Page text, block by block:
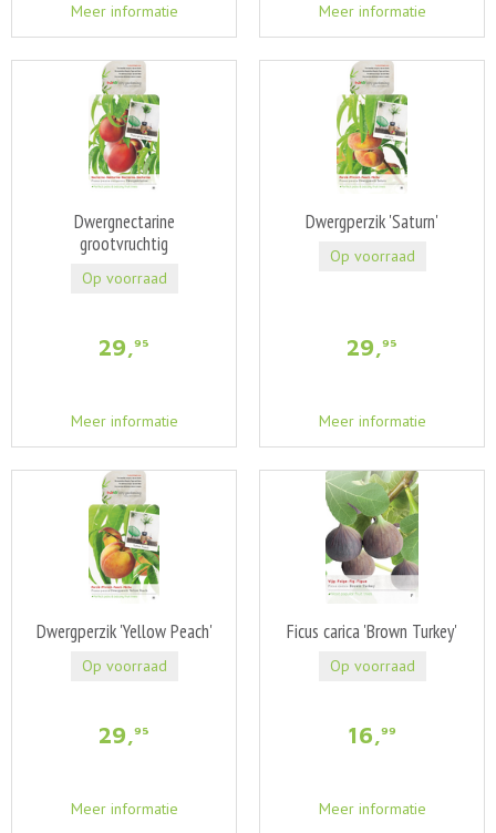
Meer informatie Meer informatie
Dwergnectarine
grootvruchtig
29,95
Meer informatie
Op voorraad
Dwergperzik 'Saturn'
29,95
Meer informatie
Op voorraad
Dwergperzik 'Yellow Peach'
29,95
Meer informatie
Op voorraad
Ficus carica 'Brown Turkey'
16,99
Meer informatie
Op voorraad